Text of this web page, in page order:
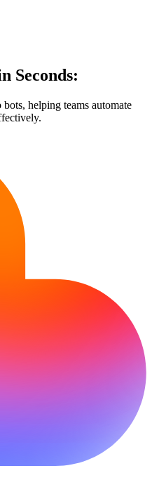
Seconds:
helping teams automate